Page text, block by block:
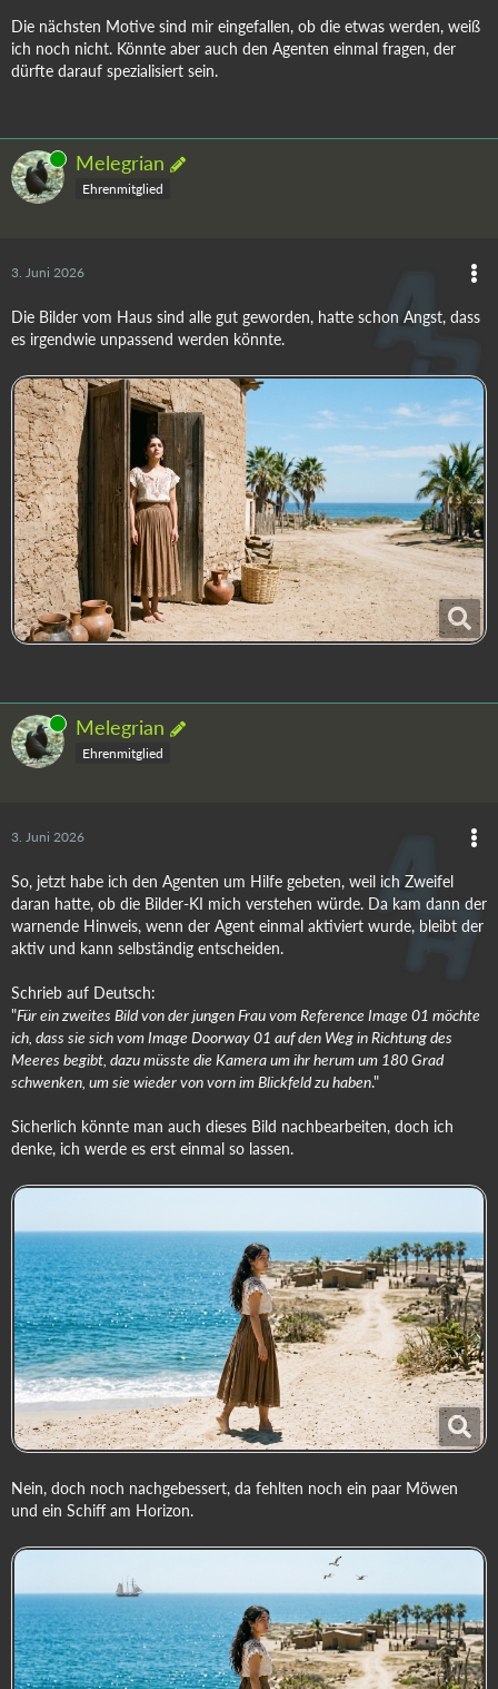
Die nächsten Motive sind mir eingefallen, ob die etwas werden, weiß
ich noch nicht. Könnte aber auch den Agenten einmal fragen, der
dürfte darauf spezialisiert sein.
Online Melegrian
Ehrenmitglied
3. Juni 2026
Die Bilder vom Haus sind alle gut geworden, hatte schon Angst, dass
es irgendwie unpassend werden könnte.
Online Melegrian
Ehrenmitglied
3. Juni 2026
So, jetzt habe ich den Agenten um Hilfe gebeten, weil ich Zweifel
daran hatte, ob die Bilder-KI mich verstehen würde. Da kam dann der
warnende Hinweis, wenn der Agent einmal aktiviert wurde, bleibt der
aktiv und kann selbständig entscheiden.
Schrieb auf Deutsch:
"Für ein zweites Bild von der jungen Frau vom Reference Image 01 möchte
ich, dass sie sich vom Image Doorway 01 auf den Weg in Richtung des
Meeres begibt, dazu müsste die Kamera um ihr herum um 180 Grad
schwenken, um sie wieder von vorn im Blickfeld zu haben."
Sicherlich könnte man auch dieses Bild nachbearbeiten, doch ich
denke, ich werde es erst einmal so lassen.
Nein, doch noch nachgebessert, da fehlten noch ein paar Möwen
und ein Schiff am Horizon.